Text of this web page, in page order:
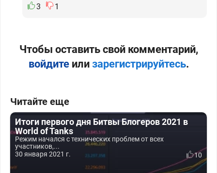
3 1
Чтобы оставить свой комментарий,
войдитеили зарегистрируйтесь.
Читайте еще
Итоги первого дня Битвы Блогеров 2021 в
World of Tanks
Режим начался с технических проблем от всех
участников,...
30 января 2021 г.
10